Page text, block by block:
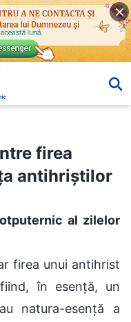
antihriștilor
firea
antihriștilor
al zilelor
firea unui antihrist
în esență, un
natura-esență a